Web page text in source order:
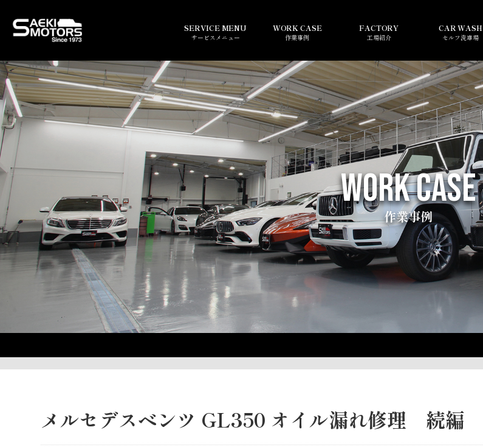
SERVICE MENU
サービスメニュー
WORK CASE
作業事例
FACTORY
工場紹介
CAR WASH
セルフ洗車場
WORK CASE
作業事例
メルセデスベンツ GL350 オイル漏れ修理 続編